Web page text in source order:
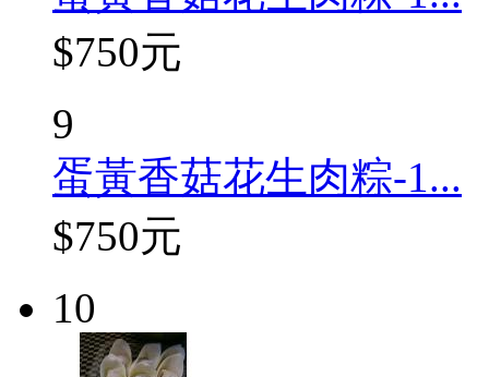
$750元
9
蛋黃香菇花生肉粽-1...
$750元
10